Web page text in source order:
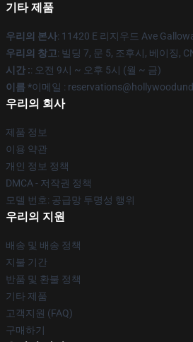
기타 제품
우리의 본사: 11420 E 리지우드 Ave
우리의 창고: 빌딩 7, 문 5, 조후시, 베이징,
시간 :: 오전 9시 ~ 오후 5시 (월 ~ 금)
이름 *이메일 :
우리의 회사
제품 정보
이용 약관
개인 정보 정책
DMCA - 저작권 정책
모델 번호: 공급망 투명성 행위
우리의 지원
배송 및 배송 정책
지불 기간
반품 및 환불 정책
기타 제품
고객지원 (FAQ)
구매하기